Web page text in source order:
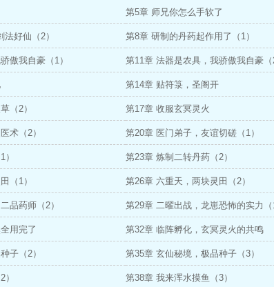
第5章 师兄你怎么手软了
好仙（2） 第8章 研制的丹药起作用了（1）
傲我自豪（1） 第11章 法器是农具，我骄傲我自豪（
第14章 贴符箓，圣阁开
（2） 第17章 收服玄冥灵火
术（2） 第20章 医门弟子，友谊切磋（1）
第23章 炼制二转丹药（2）
（1） 第26章 六重天，两块灵田（2）
品药师（2） 第29章 二曜出战，龙崽恐怖的实力（
用完了 第32章 临阵孵化，玄冥灵火的共鸣
子（2） 第35章 玄仙秘境，极品种子（3）
第38章 我来浑水摸鱼（3）